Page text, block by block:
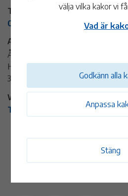
Telefon:
0499-79 90 00
Adress:
Ålems kyrka
Häradsvägen 27
384 92 Ålem
Webbplats:
Till arrangörens webbplats
välja vilka kakor vi
Vad är
Anpassa
Stäng
Godkänn alla